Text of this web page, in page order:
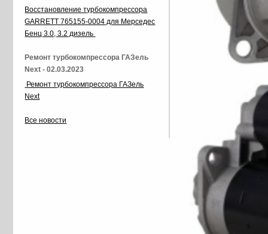
Восстановление турбокомпрессора
GARRETT 765155-0004 для Мерседес
Бенц 3.0, 3.2 дизель
Ремонт турбокомпрессора ГАЗель
Next - 02.03.2023
Ремонт турбокомпрессора ГАЗель
Next
Все новости